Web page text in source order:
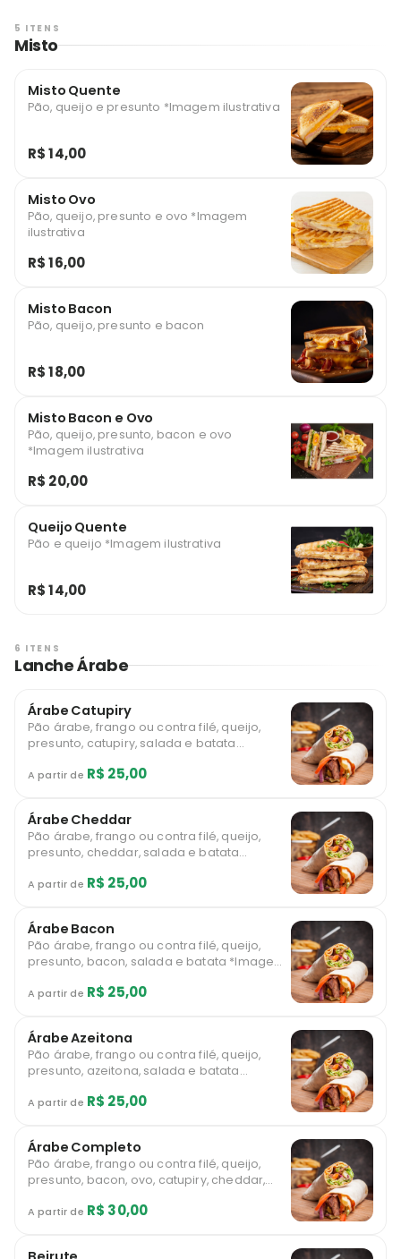
5 ITENS
Misto
Misto Quente
Pão, queijo e presunto *Imagem ilustrativa
R$ 14,00
Misto Ovo
Pão, queijo, presunto e ovo *Imagem
ilustrativa
R$ 16,00
Misto Bacon
Pão, queijo, presunto e bacon
R$ 18,00
Misto Bacon e Ovo
Pão, queijo, presunto, bacon e ovo
*Imagem ilustrativa
R$ 20,00
Queijo Quente
Pão e queijo *Imagem ilustrativa
R$ 14,00
6 ITENS
Lanche Árabe
Árabe Catupiry
Pão árabe, frango ou contra filé, queijo,
presunto, catupiry, salada e batata
A partir de R$ 25,00
Árabe Cheddar
Pão árabe, frango ou contra filé, queijo,
presunto, cheddar, salada e batata
A partir de R$ 25,00
Árabe Bacon
Pão árabe, frango ou contra filé, queijo,
presunto, bacon, salada e batata *Imagem
A partir de R$ 25,00
Árabe Azeitona
Pão árabe, frango ou contra filé, queijo,
presunto, azeitona, salada e batata
A partir de R$ 25,00
Árabe Completo
Pão árabe, frango ou contra filé, queijo,
presunto, bacon, ovo, catupiry, cheddar,
ilustrativa
A partir de R$ 30,00